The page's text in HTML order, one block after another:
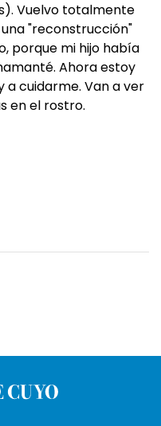
Vuelvo totalmente
"reconstrucción"
porque mi hijo había
Ahora estoy
a cuidarme. Van a ver
en el rostro.